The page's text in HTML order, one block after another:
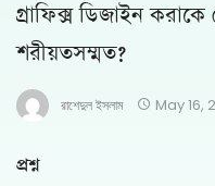
গ্রাফিক্স ডিজাইন
শরীয়তসম্মত?
রাশেদুল ইসলাম May 16,
প্রশ্ন